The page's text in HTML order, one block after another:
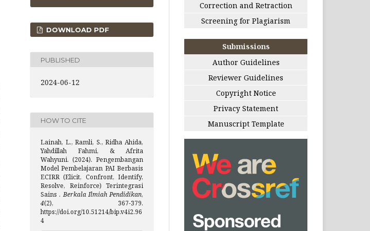
DOWNLOAD PDF
PUBLISHED
2024-06-12
HOW TO CITE
Lainah, L., Ramli, S., Ridha Ahida,
Yahdillah Fahmi, & Afrita
Wahyuni. (2024). Pengembangan
Model Pembelajaran PAI Berbasis
ECIRR (Elicit, Confront, Identify,
Resolve, Reinforce) Terintegrasi
Sains .Berkala Ilmiah Pendidikan,
4(2), 367-379.
https://doi.org/10.51214/bip.v4i2.96
4
Correction and Retraction
Screening for Plagiarism
Submissions
Author Guidelines
Reviewer Guidelines
Copyright Notice
Privacy Statement
Manuscript Template